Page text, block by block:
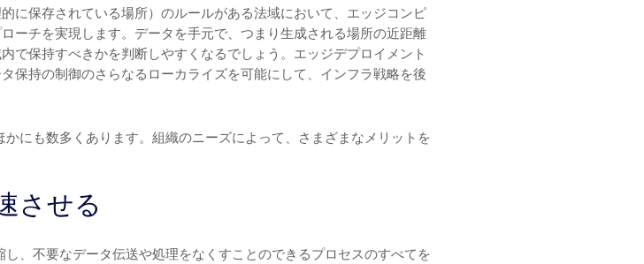
に保存されている場所）のルールがある法域において、エッジコンピ
ーチを実現します。データを手元で、つまり生成される場所の近距離
で保持すべきかを判断しやすくなるでしょう。エッジデプロイメント
保持の制御のさらなるローカライズを可能にして、インフラ戦略を後
にも数多くあります。組織のニーズによって、さまざまなメリットを
させる
、不要なデータ伝送や処理をなくすことのできるプロセスのすべてを